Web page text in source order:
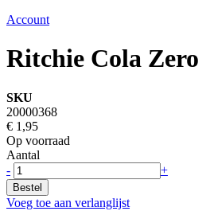
Account
Ritchie Cola Zero
SKU
20000368
€ 1,95
Op voorraad
Aantal
-
+
Bestel
Voeg toe aan verlanglijst